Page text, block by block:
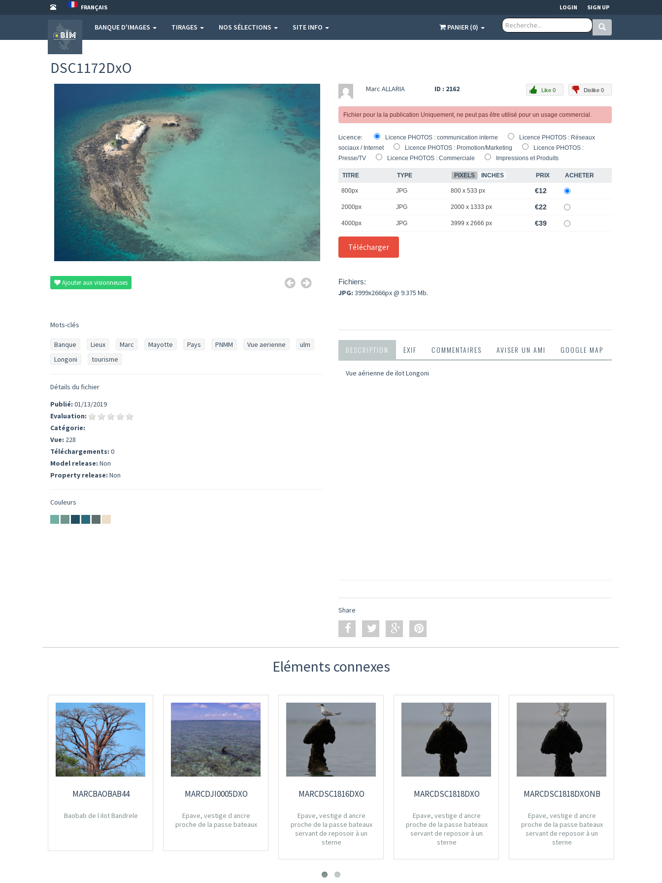
FRANÇAIS LOGIN SIGN UP
BANQUE D'IMAGES TIRAGES NOS SÉLECTIONS SITE INFO PANIER (0)
DSC1172DxO
Ajouter aux visionneuses
Mots-clés
Banque Lieux Marc Mayotte Pays PNMM Vue aerienne
ulm
Longoni
tourisme
Détails du fichier
Publié: 01/13/2019
Evaluation:
Catégorie:
Vue: 228
Téléchargements: 0
Model release: Non
Property release: Non
Couleurs
Marc ALLARIA ID : 2162 Dislike 0
Like 0
Fichier pour la la publication Uniquement, ne peut pas être utilisé pour un usage commercial.
Licence: Licence PHOTOS : communication interne
Licence PHOTOS : Réseaux
sociaux / Internet
Licence PHOTOS : Promotion/Marketing
Licence PHOTOS :
Presse/TV
Licence PHOTOS : Commerciale Impressions et Produits
TITRE TYPE PIXELS INCHES PRIX ACHETER
800px JPG 800 x 533 px €12
2000px JPG 2000 x 1333 px €22
4000px JPG 3999 x 2666 px €39
Fichiers:
JPG: 3999x2666px @ 9.375 Mb.
DESCRIPTION EXIF COMMENTAIRES AVISER UN AMI GOOGLE MAP
Vue aérienne de ilot Longoni
Share
Eléments connexes
MARCBAOBAB44
Baobab de l ilot Bandrele
MARCDJI0005DXO
Epave, vestige d ancre
proche de la passe bateaux
MARCDSC1816DXO
Epave, vestige d ancre
proche de la passe bateaux
servant de reposoir à un
sterne
MARCDSC1818DXO
Epave, vestige d ancre
proche de la passe bateaux
servant de reposoir à un
sterne
MARCDSC1818DXONB
Epave, vestige d ancre
proche de la passe bateaux
servant de reposoir à un
sterne